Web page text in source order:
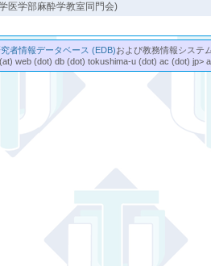
医学部麻酔学教室同門会)
者情報データベース (EDB)および教務情報システ
web (dot) db (dot) tokushima-u (dot) ac (dot) jp>